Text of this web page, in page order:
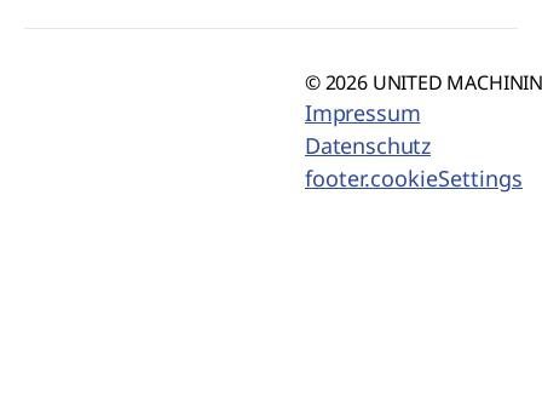
© 2026 UNITED
Impressum
Datenschutz
footer.cookieSettings